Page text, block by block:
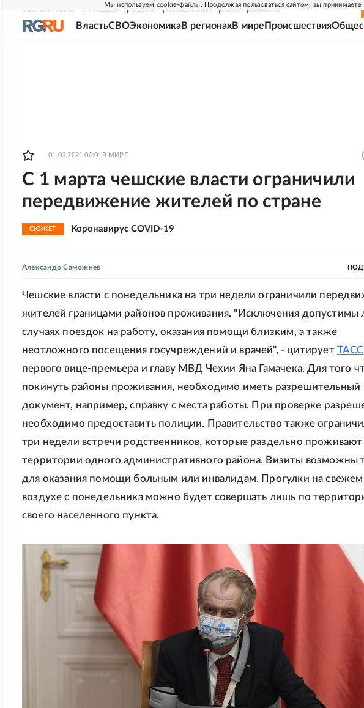
Мы используем cookie-файлы. Продолжая пользоваться сайтом, вы принимаете
СВЕЖИЙ НОМЕР РГ-НЕДЕЛЯ РОДИНА ПРИЛОЖЕНИЯ СОЮЗ НОВОСТИ
ВластьСВОЭкономикаВ регионахВ мире Происшествия
01.03.2021 00:01 В МИРЕ
С 1 марта чешские власти ограничили
передвижение жителей по стране
СЮЖЕТ Коронавирус COVID-19
Александр Саможнев
Чешские власти с понедельника на три недели ограничили
жителей границами районов проживания. "Исключения допустимы
случаях поездок на работу, оказания помощи близким, а также
неотложного посещения госучреждений и врачей", - цитирует ТАСС
первого вице-премьера и главу МВД Чехии Яна Гамачека. Для того
покинуть районы проживания, необходимо иметь разрешительный
документ, например, справку с места работы. При проверке
необходимо предоставить полиции. Правительство также
три недели встречи родственников, которые раздельно проживают
территории одного административного района. Визиты возможны
для оказания помощи больным или инвалидам. Прогулки на свежем
воздухе с понедельника можно будет совершать лишь по
своего населенного пункта.